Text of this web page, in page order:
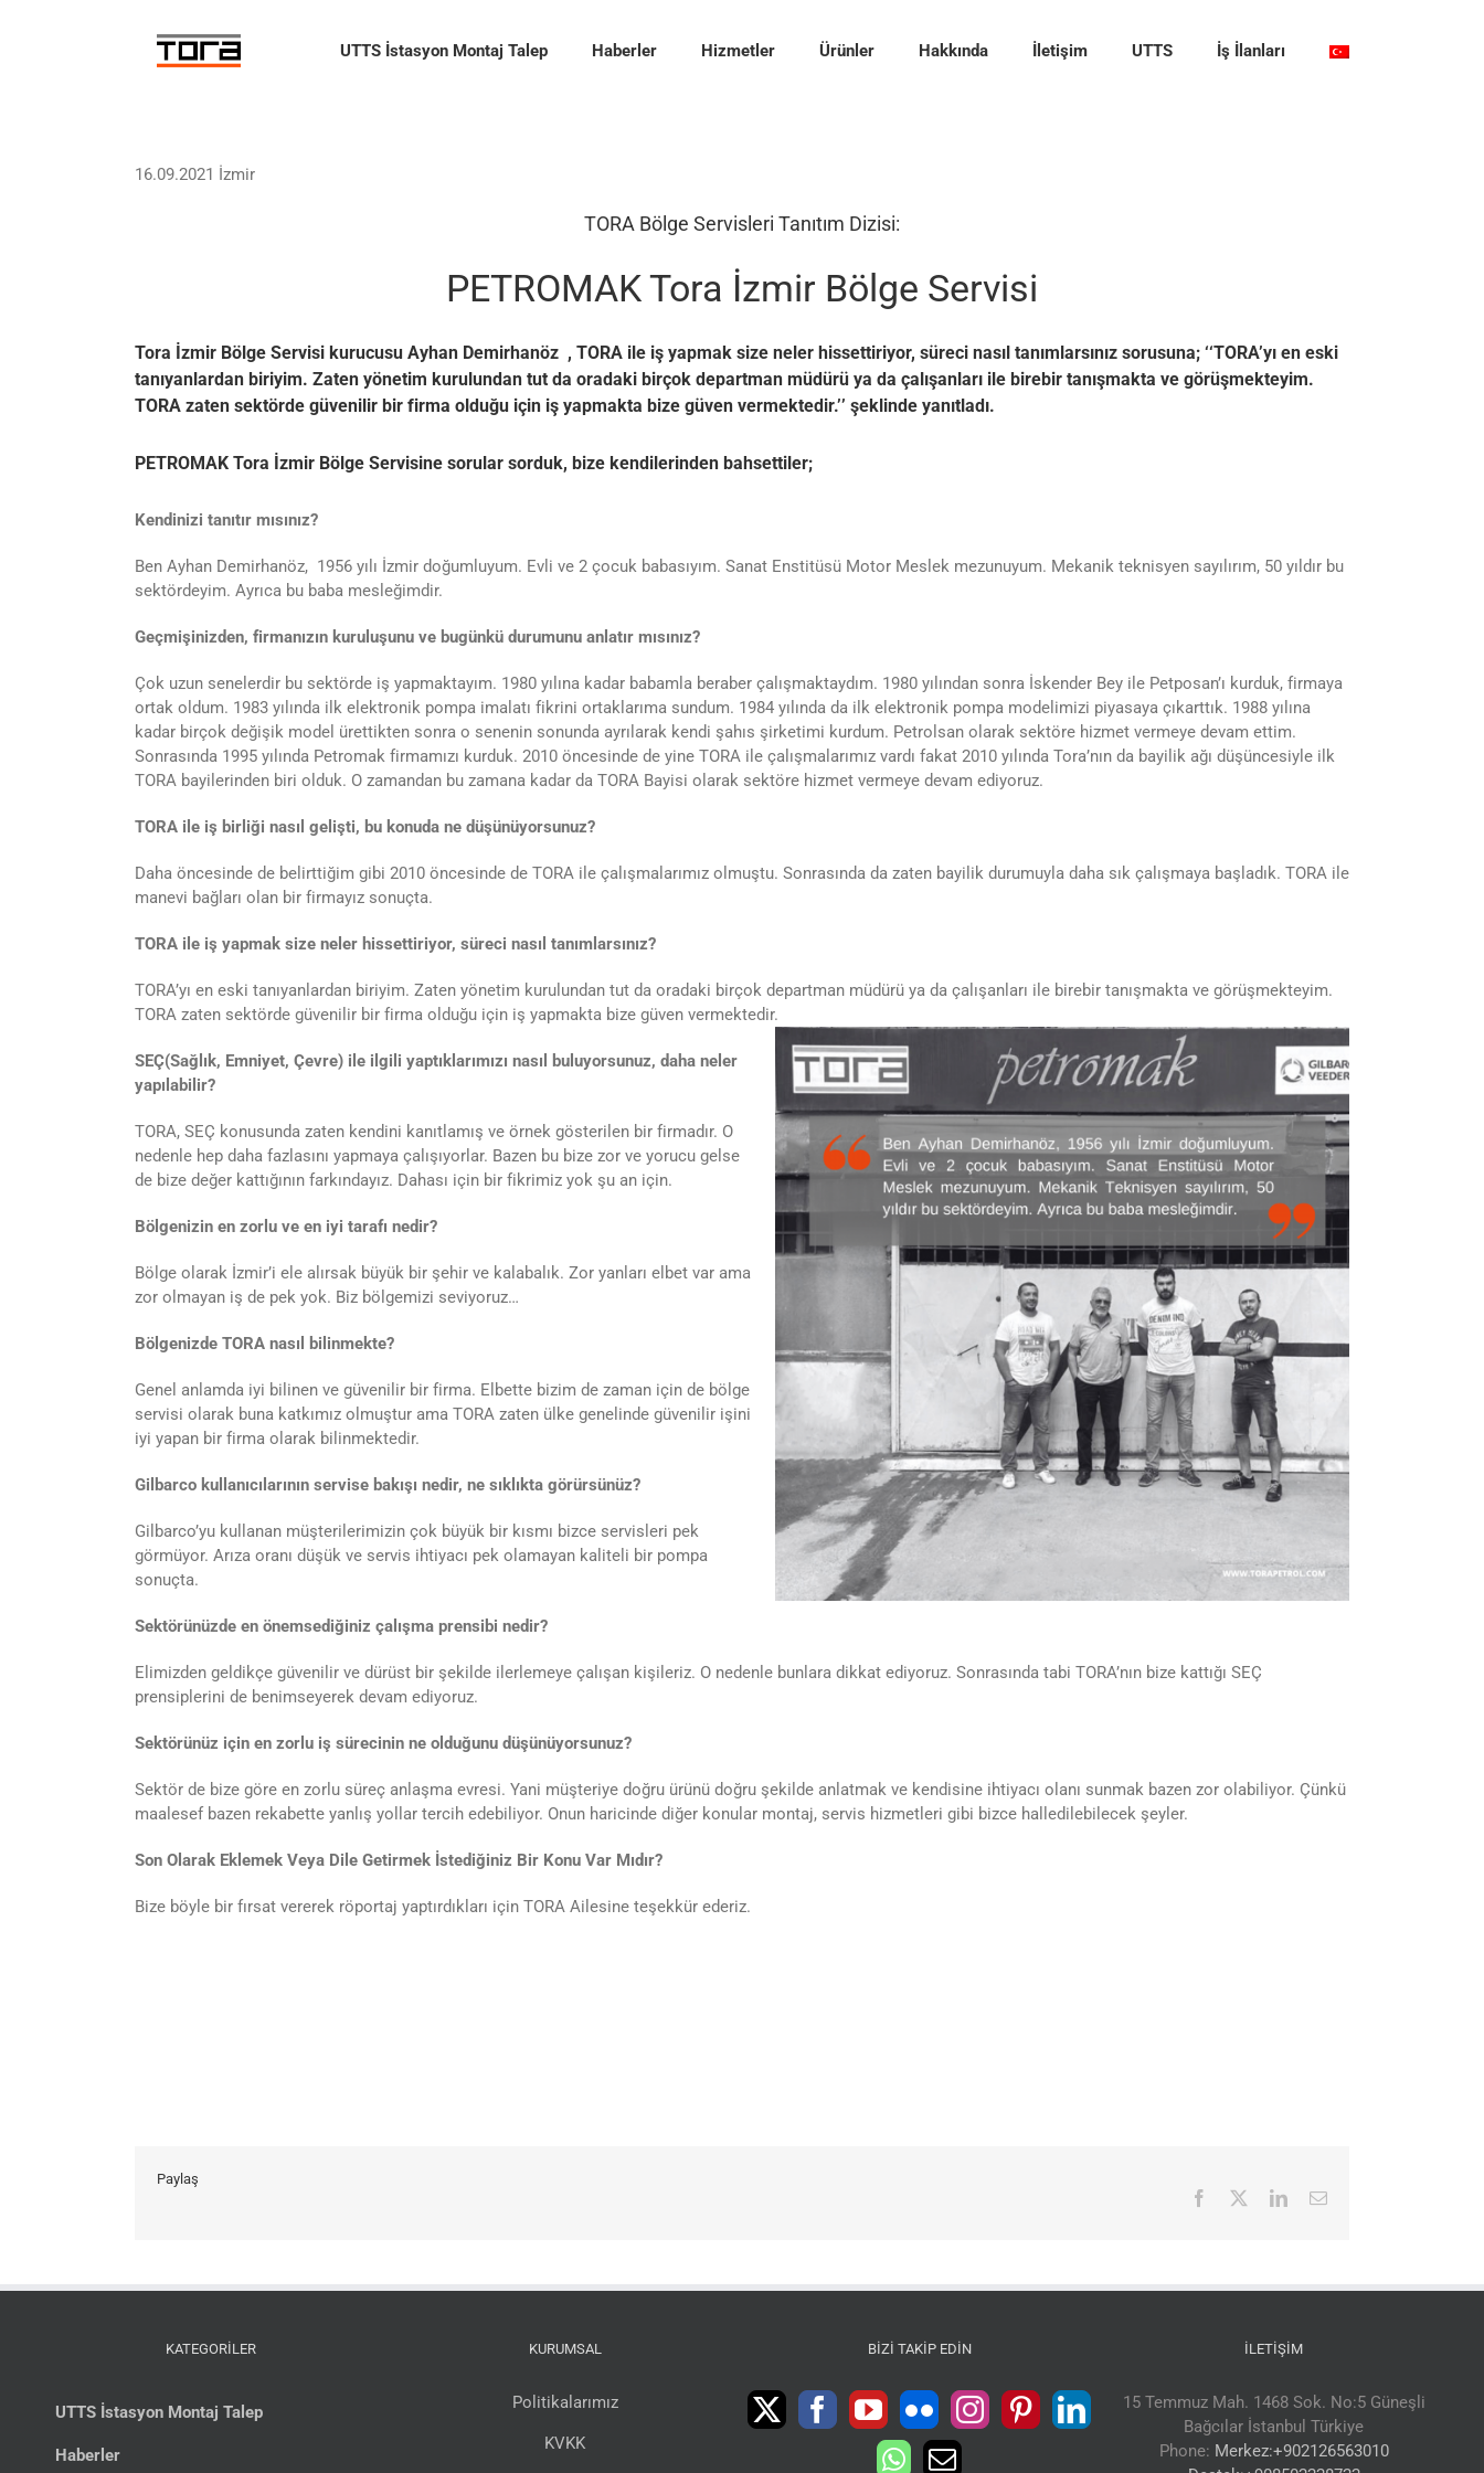
UTTS İstasyon Montaj Talep Haberler Hizmetler Ürünler Hakkında İletişim UTTS İş İlanları
16.09.2021 İzmir
TORA Bölge Servisleri Tanıtım Dizisi:
PETROMAK Tora İzmir Bölge Servisi
Tora İzmir Bölge Servisi kurucusu Ayhan Demirhanöz , TORA ile iş yapmak size neler hissettiriyor, süreci nasıl tanımlarsınız sorusuna; ‘‘TORA’yı en eski
tanıyanlardan biriyim. Zaten yönetim kurulundan tut da oradaki birçok departman müdürü ya da çalışanları ile birebir tanışmakta ve görüşmekteyim.
TORA zaten sektörde güvenilir bir firma olduğu için iş yapmakta bize güven vermektedir.’’ şeklinde yanıtladı.
PETROMAK Tora İzmir Bölge Servisine sorular sorduk, bize kendilerinden bahsettiler;
Kendinizi tanıtır mısınız?
Ben Ayhan Demirhanöz, 1956 yılı İzmir doğumluyum. Evli ve 2 çocuk babasıyım. Sanat Enstitüsü Motor Meslek mezunuyum. Mekanik teknisyen sayılırım, 50 yıldır bu
sektördeyim. Ayrıca bu baba mesleğimdir.
Geçmişinizden, firmanızın kuruluşunu ve bugünkü durumunu anlatır mısınız?
Çok uzun senelerdir bu sektörde iş yapmaktayım. 1980 yılına kadar babamla beraber çalışmaktaydım. 1980 yılından sonra İskender Bey ile Petposan’ı kurduk, firmaya
ortak oldum. 1983 yılında ilk elektronik pompa imalatı fikrini ortaklarıma sundum. 1984 yılında da ilk elektronik pompa modelimizi piyasaya çıkarttık. 1988 yılına
kadar birçok değişik model ürettikten sonra o senenin sonunda ayrılarak kendi şahıs şirketimi kurdum. Petrolsan olarak sektöre hizmet vermeye devam ettim.
Sonrasında 1995 yılında Petromak firmamızı kurduk. 2010 öncesinde de yine TORA ile çalışmalarımız vardı fakat 2010 yılında Tora’nın da bayilik ağı düşüncesiyle ilk
TORA bayilerinden biri olduk. O zamandan bu zamana kadar da TORA Bayisi olarak sektöre hizmet vermeye devam ediyoruz.
TORA ile iş birliği nasıl gelişti, bu konuda ne düşünüyorsunuz?
Daha öncesinde de belirttiğim gibi 2010 öncesinde de TORA ile çalışmalarımız olmuştu. Sonrasında da zaten bayilik durumuyla daha sık çalışmaya başladık. TORA ile
manevi bağları olan bir firmayız sonuçta.
TORA ile iş yapmak size neler hissettiriyor, süreci nasıl tanımlarsınız?
TORA’yı en eski tanıyanlardan biriyim. Zaten yönetim kurulundan tut da oradaki birçok departman müdürü ya da çalışanları ile birebir tanışmakta ve görüşmekteyim.
TORA zaten sektörde güvenilir bir firma olduğu için iş yapmakta bize güven vermektedir.
SEÇ(Sağlık, Emniyet, Çevre) ile ilgili yaptıklarımızı nasıl
buluyorsunuz, daha neler
yapılabilir?
TORA, SEÇ konusunda zaten kendini kanıtlamış ve örnek gösterilen bir firmadır. O
nedenle hep daha fazlasını yapmaya çalışıyorlar. Bazen bu bize zor ve yorucu gelse
de bize değer kattığının farkındayız. Dahası için bir fikrimiz yok şu an için.
Bölgenizin en zorlu ve en iyi tarafı nedir?
Bölge olarak İzmir’i ele alırsak büyük bir şehir ve kalabalık. Zor yanları elbet var ama
zor olmayan iş de pek yok. Biz bölgemizi seviyoruz…
Bölgenizde TORA nasıl bilinmekte?
Genel anlamda iyi bilinen ve güvenilir bir firma. Elbette bizim de zaman için de bölge
servisi olarak buna katkımız olmuştur ama TORA zaten ülke genelinde güvenilir işini
iyi yapan bir firma olarak bilinmektedir.
Gilbarco kullanıcılarının servise bakışı nedir, ne sıklıkta görürsünüz?
Gilbarco’yu kullanan müşterilerimizin çok büyük bir kısmı bizce servisleri pek
görmüyor. Arıza oranı düşük ve servis ihtiyacı pek olamayan kaliteli bir pompa
sonuçta.
Sektörünüzde en önemsediğiniz çalışma prensibi nedir?
Elimizden geldikçe güvenilir ve dürüst bir şekilde ilerlemeye çalışan kişileriz. O nedenle bunlara dikkat ediyoruz. Sonrasında tabi TORA’nın bize kattığı SEÇ
prensiplerini de benimseyerek devam ediyoruz.
Sektörünüz için en zorlu iş sürecinin ne olduğunu düşünüyorsunuz?
Sektör de bize göre en zorlu süreç anlaşma evresi. Yani müşteriye doğru ürünü doğru şekilde anlatmak ve kendisine ihtiyacı olanı sunmak bazen zor olabiliyor. Çünkü
maalesef bazen rekabette yanlış yollar tercih edebiliyor. Onun haricinde diğer konular montaj, servis hizmetleri gibi bizce halledilebilecek şeyler.
Son Olarak Eklemek Veya Dile Getirmek İstediğiniz Bir Konu Var Mıdır?
Bize böyle bir fırsat vererek röportaj yaptırdıkları için TORA Ailesine teşekkür ederiz.
Paylaş
Facebook LinkedIn
E-
KATEGORİLER
UTTS İstasyon Montaj Talep
Haberler
KURUMSAL
Politikalarımız
KVKK
BIZI TAKIP EDIN İLETIŞIM
15 Temmuz Mah. 1468 Sok. No:5 Güneşli
Bağcılar İstanbul Türkiye
Phone: Merkez:+902126563010